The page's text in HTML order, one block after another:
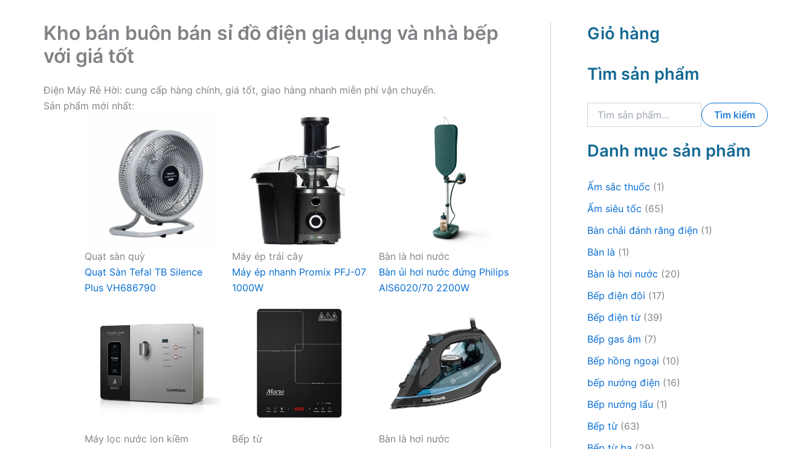
Kho bán buôn bán sỉ đồ điện gia dụng và nhà bếp
với giá tốt
Điện Máy Rẻ Hời: cung cấp hàng chính, giá tốt, giao hàng nhanh miễn phí vận chuyển.
Sản phẩm mới nhất:
Quạt sàn quỳ
Quạt Sàn Tefal TB Silence
Plus VH686790
Máy ép trái cây
Máy ép nhanh Promix PFJ-07
1000W
Bàn là hơi nước
Bàn ủi hơi nước đứng Philips
AIS6020/70 2200W
Máy lọc nước ion kiềm
Bếp từ
Bàn là hơi nước
Giỏ hàng
Tìm sản phẩm
k
m
:
Tìm kiếm
Danh mục sản phẩm
Ấm sắc thuốc (1)
Ấm siêu tốc (65)
Bàn chải đánh răng điện (1)
Bàn là (1)
Bàn là hơi nước (20)
Bếp điện đôi (17)
Bếp điện từ (39)
Bếp gas âm (7)
Bếp hồng ngoại (10)
bếp nướng điện (16)
Bếp nướng lẩu (1)
Bếp từ (63)